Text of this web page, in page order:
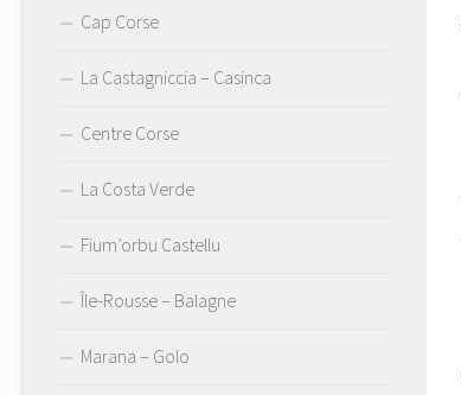
Cap Corse
La Castagniccia – Casinca
Centre Corse
La Costa Verde
Fium’orbu Castellu
Île-Rousse – Balagne
Marana – Golo